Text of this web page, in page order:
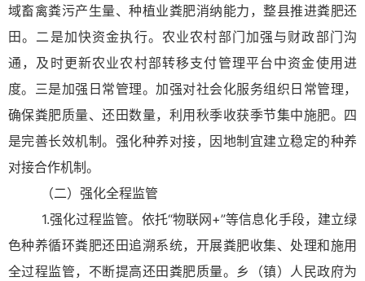
域畜禽粪污产生量、种植业粪肥消纳能力，整县推进粪肥还
田。二是加快资金执行。农业农村部门加强与财政部门沟
通，及时更新农业农村部转移支付管理平台中资金使用进
度。三是加强日常管理。加强对社会化服务组织日常管理，
确保粪肥质量、还田数量，利用秋季收获季节集中施肥。四
是完善长效机制。强化种养对接，因地制宜建立稳定的种养
对接合作机制。
（二）强化全程监管
1.强化过程监管。依托“物联网+”等信息化手段，建立绿
色种养循环粪肥还田追溯系统，开展粪肥收集、处理和施用
全过程监管，不断提高还田粪肥质量。乡（镇）人民政府为